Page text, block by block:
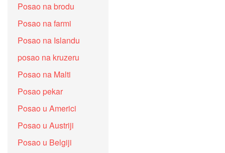
Posao na brodu
Posao na farmi
Posao na Islandu
posao na kruzeru
Posao na Malti
Posao pekar
Posao u Americi
Posao u Austriji
Posao u Belgiji